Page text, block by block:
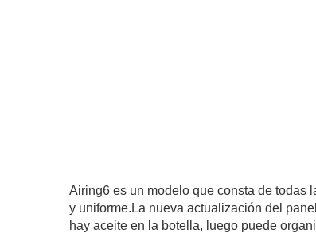
Airing6 es un modelo que consta de todas
y uniforme.La nueva actualización del
hay aceite en la botella, luego puede